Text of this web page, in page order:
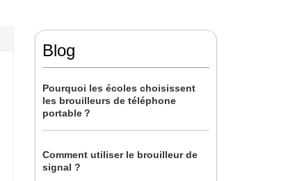
Blog
Pourquoi les écoles choisissent
les brouilleurs de téléphone
portable？
Comment utiliser le brouilleur de
signal ?